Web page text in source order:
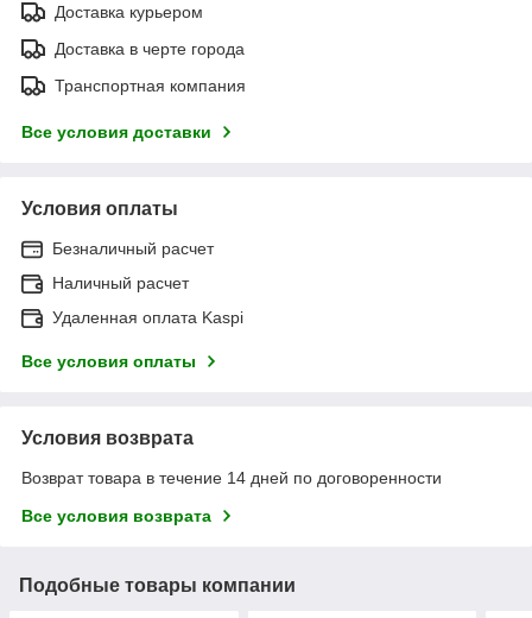
Доставка курьером
Доставка в черте города
Транспортная компания
Все условия доставки
Условия оплаты
Безналичный расчет
Наличный расчет
Удаленная оплата Kaspi
Все условия оплаты
Условия возврата
Возврат товара в течение 14 дней по договоренности
Все условия возврата
Подобные товары компании